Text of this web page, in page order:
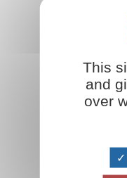
This
and
over